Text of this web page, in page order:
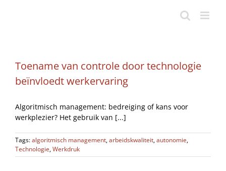
Toename van controle door technologie
beïnvloedt werkervaring
Algoritmisch management: bedreiging of kans voor
werkplezier? Het gebruik van [...]
Tags:algoritmisch management,arbeidskwaliteit,autonomie,
Technologie,Werkdruk